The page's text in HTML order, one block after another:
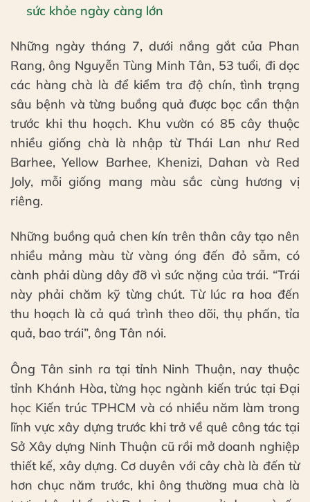
sức khỏe ngày càng lớn
Những ngày tháng 7, dưới nắng gắt của Phan
Rang, ông Nguyễn Tùng Minh Tân, 53 tuổi, đi dọc
các hàng chà là để kiểm tra độ chín, tình trạng
sâu bệnh và từng buồng quả được bọc cẩn thận
trước khi thu hoạch. Khu vườn có 85 cây thuộc
nhiều giống chà là nhập từ Thái Lan như Red
Barhee, Yellow Barhee, Khenizi, Dahan và Red
Joly, mỗi giống mang màu sắc cùng hương vị
riêng.
Những buồng quả chen kín trên thân cây tạo nên
nhiều mảng màu từ vàng óng đến đỏ sẫm, có
cành phải dùng dây đỡ vì sức nặng của trái. “Trái
này phải chăm kỹ từng chút. Từ lúc ra hoa đến
thu hoạch là cả quá trình theo dõi, thụ phấn, tỉa
quả, bao trái”, ông Tân nói.
Ông Tân sinh ra tại tỉnh Ninh Thuận, nay thuộc
tỉnh Khánh Hòa, từng học ngành kiến trúc tại Đại
học Kiến trúc TPHCM và có nhiều năm làm trong
lĩnh vực xây dựng trước khi trở về quê công tác tại
Sở Xây dựng Ninh Thuận cũ rồi mở doanh nghiệp
thiết kế, xây dựng. Cơ duyên với cây chà là đến từ
hơn chục năm trước, khi ông thường mua chà là